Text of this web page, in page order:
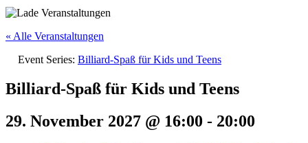
« Alle Veranstaltungen
Event Series: Billiard-Spaß für Kids und Teens
Billiard-Spaß für Kids und Teens
29. November 2027 @ 16:00 - 20:00